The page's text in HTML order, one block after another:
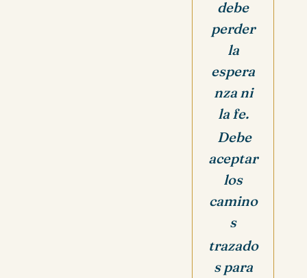
debe
perder
la
espera
nza ni
la fe.
Debe
aceptar
los
camino
s
trazado
s para